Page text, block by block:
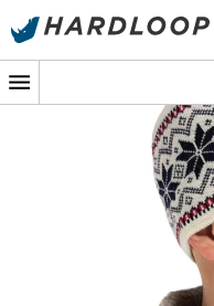
Promos d'été 🔥 -5 %